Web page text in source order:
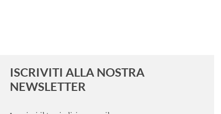
ISCRIVITI ALLA NOSTRA
NEWSLETTER